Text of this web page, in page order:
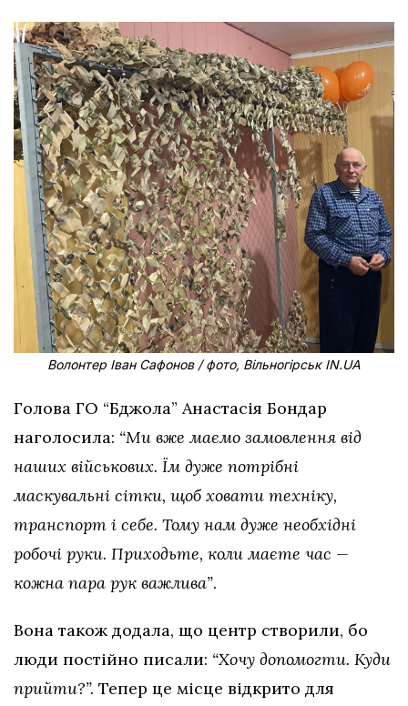
Волонтер Іван Сафонов / фото, Вільногірськ IN.UA
Голова ГО “Бджола” Анастасія Бондар
наголосила: “Ми вже маємо замовлення від
наших військових. Їм дуже потрібні
маскувальні сітки, щоб ховати техніку,
транспорт і себе. Тому нам дуже необхідні
робочі руки. Приходьте, коли маєте час —
кожна пара рук важлива”.
Вона також додала, що центр створили, бо
люди постійно писали: “Хочу допомогти. Куди
прийти?”. Тепер це місце відкрито для